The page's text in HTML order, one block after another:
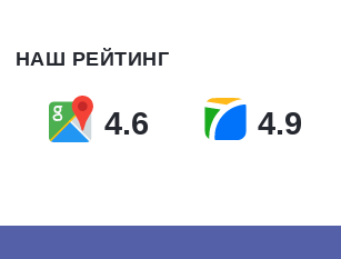
НАШ РЕЙТИНГ
4.6 4.9